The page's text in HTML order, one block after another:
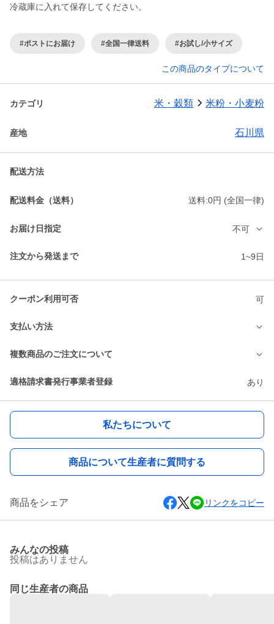
冷蔵庫に入れて保存してください。
#ポストにお届け #全国一律送料 #お試し/小サイズ
この商品のタイプについて
カテゴリ 米・穀類 米粉・小麦粉
産地 石川県
配送方法
配送料金（送料） 送料:0円 (全国一律)
お届け日指定 不可
注文から発送まで 1~9日
クーポン利用可否 可
支払い方法
複数商品のご注文について
適格請求書発行事業者登録 あり
私たちについて
商品について生産者に質問する
商品をシェア リンクをコピー
みんなの投稿
投稿はありません
同じ生産者の商品